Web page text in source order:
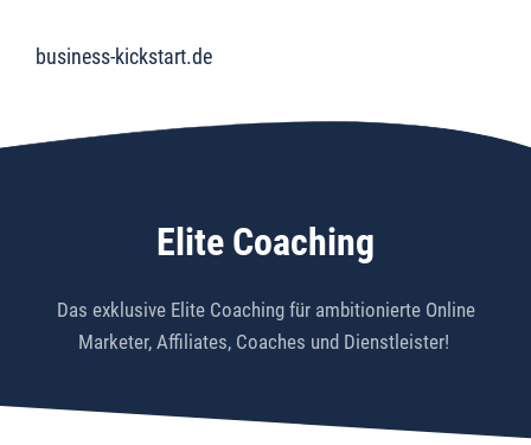
business-kickstart.de
Elite Coaching
Das exklusive Elite Coaching für ambitionierte Online
Marketer, Affiliates, Coaches und Dienstleister!